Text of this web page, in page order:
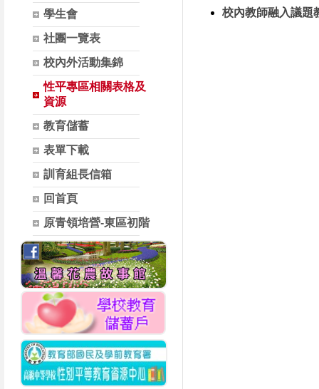
學生會
社團一覽表
校內外活動集錦
性平專區相關表格及
資源
教育儲蓄
表單下載
訓育組長信箱
回首頁
原青領培營-東區初階
校內教師融入議題